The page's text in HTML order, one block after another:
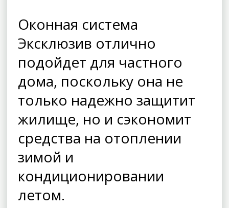
Оконная система
Эксклюзив отлично
подойдет для частного
дома, поскольку она не
только надежно защитит
жилище, но и сэкономит
средства на отоплении
зимой и
кондиционировании
летом.